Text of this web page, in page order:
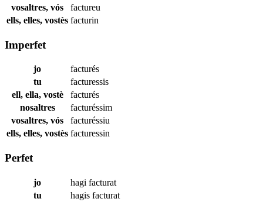
vosaltres, vós
factureu
ells, elles, vostès facturin
Imperfet
jo
facturés
tu
facturessis
ell, ella, vostè
facturés
nosaltres
facturéssim
vosaltres, vós
facturéssiu
ells, elles, vostès facturessin
Perfet
jo hagi facturat
tu
hagis facturat